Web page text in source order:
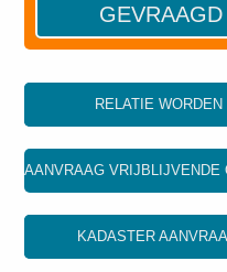
GEVRAAGD
RELATIE WORDEN
AANVRAAG VRIJBLIJVENDE
KADASTER